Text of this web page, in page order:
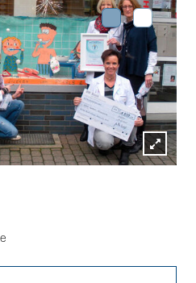
Lightbox